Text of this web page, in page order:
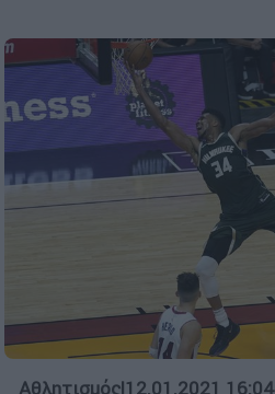
Αθλητισμός|12.01.2021 16:04